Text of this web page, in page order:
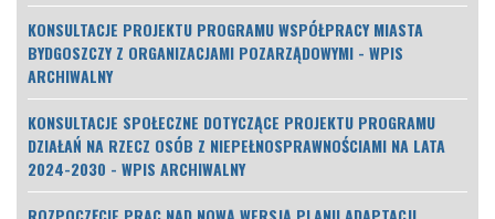
KONSULTACJE PROJEKTU PROGRAMU WSPÓŁPRACY MIASTA
BYDGOSZCZY Z ORGANIZACJAMI POZARZĄDOWYMI - WPIS
ARCHIWALNY
KONSULTACJE SPOŁECZNE DOTYCZĄCE PROJEKTU PROGRAMU
DZIAŁAŃ NA RZECZ OSÓB Z NIEPEŁNOSPRAWNOŚCIAMI NA LATA
2024-2030 - WPIS ARCHIWALNY